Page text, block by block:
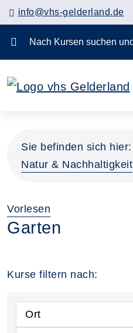
info@vhs-gelderland.de
Sie befinden sich hier:
Natur & Nachhaltigkeit
Vorlesen
Garten
Kurse filtern nach:
Ort